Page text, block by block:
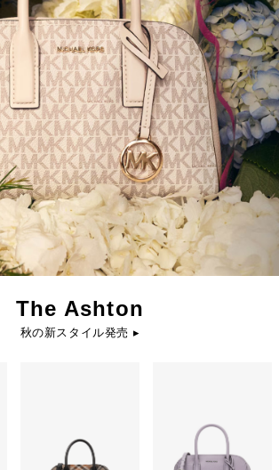
The Ashton
秋の新スタイル発売 ▸